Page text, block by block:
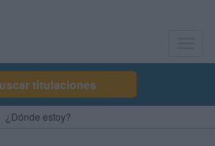
titulaciones
¿Dónde estoy?